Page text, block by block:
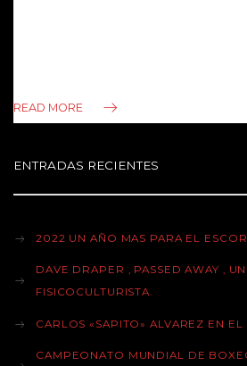
READ MORE
ENTRADAS RECIENTES
2022 UN AÑO MAS PARA EL
DAVE DRAPER , PASSED AWAY ,
FISICOCULTURISTA.
CARLOS «SAPITO» ALVAREZ EN
CAMPEONATO MUNDIAL DE